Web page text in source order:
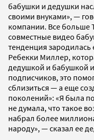
бабушки и дедушки
своими внуками», —
компании. Все больше
совместные видео
тенденция
Ребекки Миллер,
дедушкой и бабушкой
подписчиков, это
сблизиться — а еще
поколений»: «Я была
не думала, что такое
набрал более
народу», — сказал ее